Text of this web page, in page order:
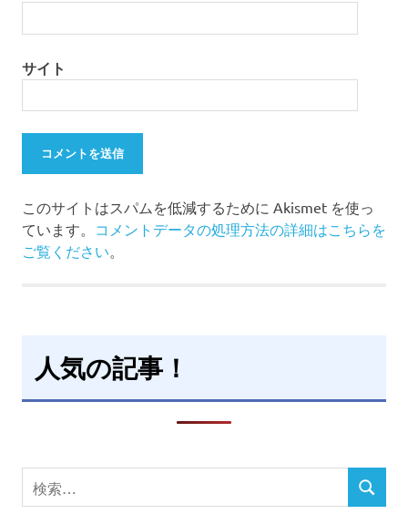
サイト
このサイトはスパムを低減するために Akismet を使っ
ています。 コメントデータの処理方法の詳細はこちらを
ご覧ください。
人気の記事！
検
索
検